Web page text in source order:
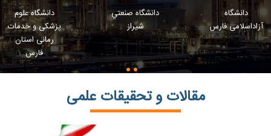
دانشگاه
آزاداسلامی فارس
دانشگاه صنعتي
شيراز
دانشگاه علوم
پزشکی و خدمات
رمانی استان
فارس
مقالات و تحقیقات علمی